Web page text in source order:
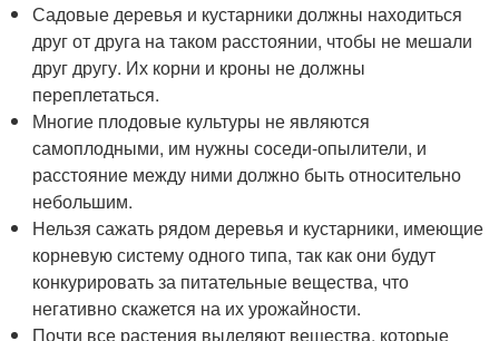
Садовые деревья и кустарники должны находиться
друг от друга на таком расстоянии, чтобы не мешали
друг другу. Их корни и кроны не должны
переплетаться.
Многие плодовые культуры не являются
самоплодными, им нужны соседи-опылители, и
расстояние между ними должно быть относительно
небольшим.
Нельзя сажать рядом деревья и кустарники, имеющие
корневую систему одного типа, так как они будут
конкурировать за питательные вещества, что
негативно скажется на их урожайности.
Почти все растения выделяют вещества, которые